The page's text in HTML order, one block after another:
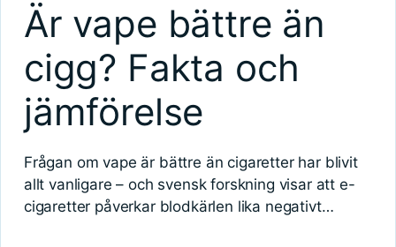
Är vape bättre än
cigg? Fakta och
jämförelse
Frågan om vape är bättre än cigaretter har blivit
allt vanligare – och svensk forskning visar att e-
cigaretter påverkar blodkärlen lika negativt…